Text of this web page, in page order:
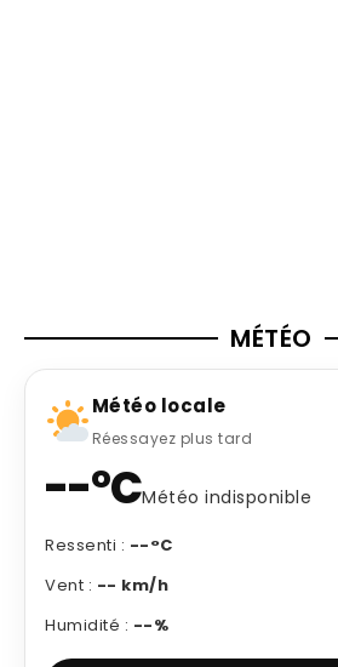
MÉTÉO
Météo locale
Réessayez plus tard
--°CMétéo indisponible
Ressenti : --°C
Vent : -- km/h
Humidité : --%